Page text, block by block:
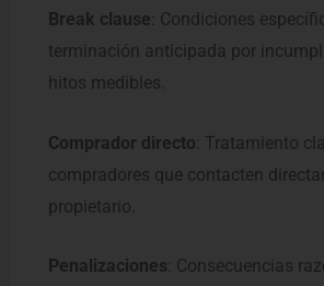
Break clause : Condiciones
terminación anticipada por
hitos medibles.
Comprador directo : Tratamiento
compradores que contacten
propietario.
Penalizaciones : Consecuencias